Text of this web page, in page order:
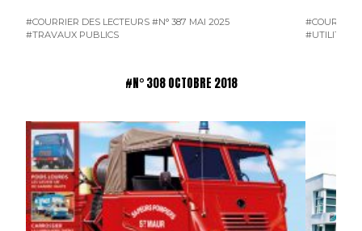
#COURRIER DES LECTEURS #N° 387 MAI 2025
#TRAVAUX PUBLICS
#COURRIER
#N° 308 OCTOBRE 2018